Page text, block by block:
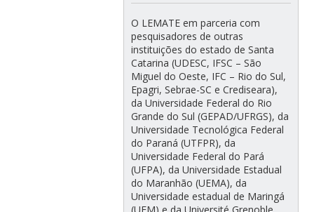
O LEMATE em parceria com
pesquisadores de outras
instituições do estado de Santa
Catarina (UDESC, IFSC – São
Miguel do Oeste, IFC – Rio do Sul,
Epagri, Sebrae-SC e Crediseara),
da Universidade Federal do Rio
Grande do Sul (GEPAD/UFRGS), da
Universidade Tecnológica Federal
do Paraná (UTFPR), da
Universidade Federal do Pará
(UFPA), da Universidade Estadual
do Maranhão (UEMA), da
Universidade estadual de Maringá